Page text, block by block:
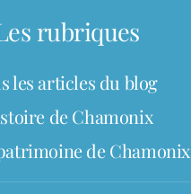
rubriques
les articles du blog
de Chamonix
de Chamonix